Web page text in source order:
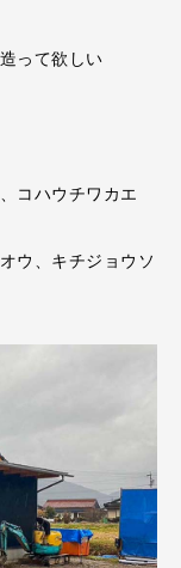
って欲しい
コハウチワカエ
ウ、キチジョウソ